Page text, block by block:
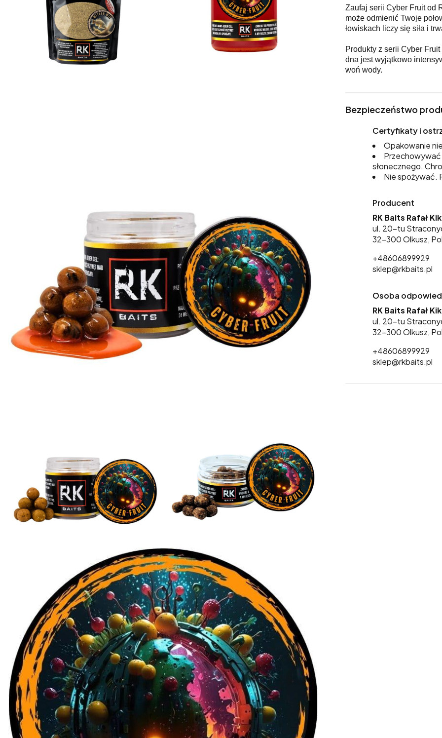
Zaufaj serii Cyber Fruit od
może odmienić Twoje
łowiskach liczy się siła i
Produkty z serii Cyber
dna jest wyjątkowo
woń wody.
Bezpieczeństwo
Certyfikaty i
Opakowanie
Przechowywać
słonecznego.
Nie spożywać.
Producent
RK Baits Rafał
ul. 20-tu
32-300 Olkusz,
+48606899929
sklep@rkbaits.pl
Osoba
RK Baits Rafał
ul. 20-tu
32-300 Olkusz,
+48606899929
sklep@rkbaits.pl